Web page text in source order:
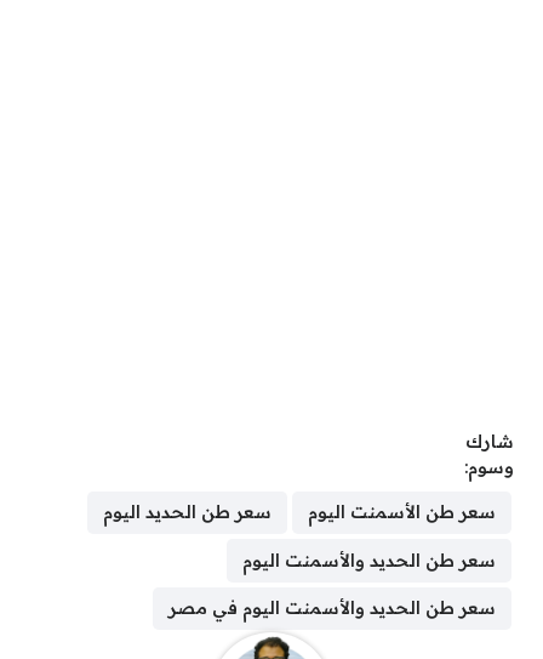
شارك
وسوم:
سعر طن الأسمنت اليوم سعر طن الحديد اليوم
سعر طن الحديد والأسمنت اليوم
سعر طن الحديد والأسمنت اليوم في مصر